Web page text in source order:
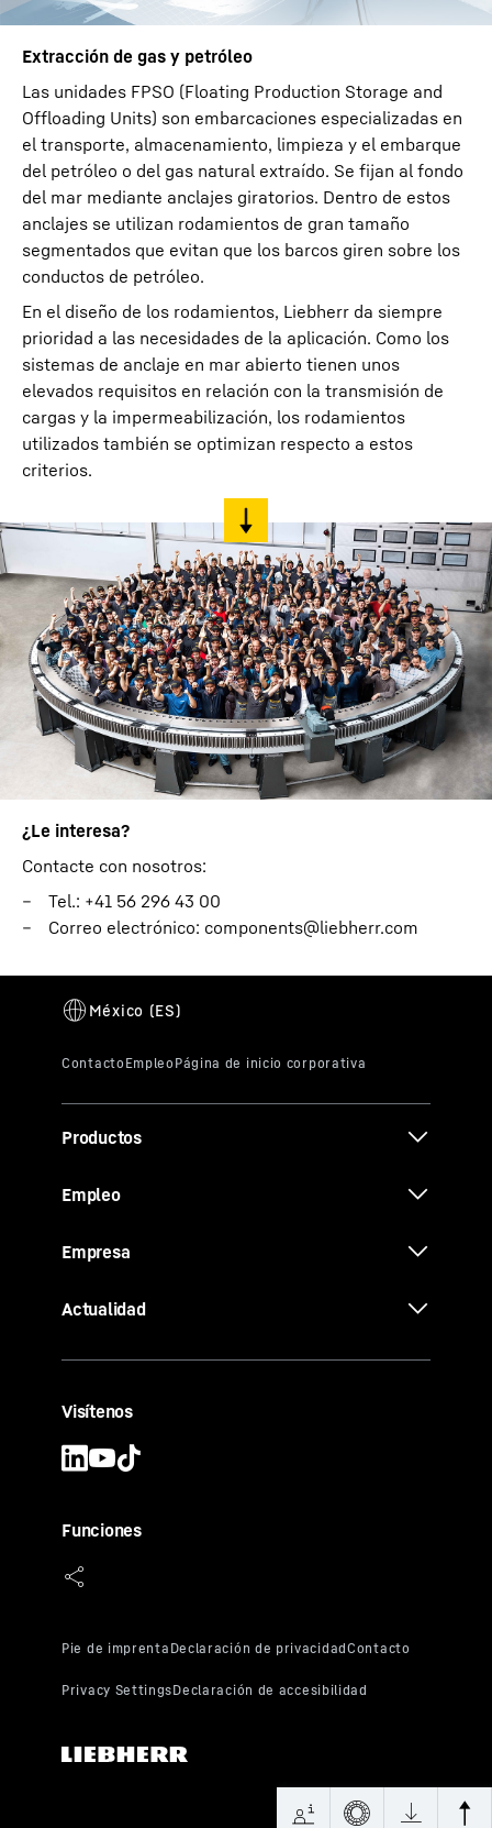
Extracción de gas y petróleo
Las unidades FPSO (Floating Production Storage and
Offloading Units) son embarcaciones especializadas en
el transporte, almacenamiento, limpieza y el embarque
del petróleo o del gas natural extraído. Se fijan al fondo
del mar mediante anclajes giratorios. Dentro de estos
anclajes se utilizan rodamientos de gran tamaño
segmentados que evitan que los barcos giren sobre los
conductos de petróleo.
En el diseño de los rodamientos, Liebherr da siempre
prioridad a las necesidades de la aplicación. Como los
sistemas de anclaje en mar abierto tienen unos
elevados requisitos en relación con la transmisión de
cargas y la impermeabilización, los rodamientos
utilizados también se optimizan respecto a estos
criterios.
¿Le interesa?
Contacte con nosotros:
Tel.: +41 56 296 43 00
Correo electrónico: components@liebherr.com
Productos
Empleo
Empresa
Actualidad
Visítenos
Funciones